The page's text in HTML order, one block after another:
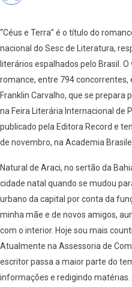
“Céus e Terra” é o título do
nacional do Sesc de Literatura,
literários espalhados pelo Brasil.
romance, entre 794 concorrentes,
Franklin Carvalho, que se prepara
na Feira Literária Internacional de
publicado pela Editora Record e
de novembro, na Academia
Natural de Araci, no sertão da
cidade natal quando se mudou
urbano da capital por conta da
minha mãe e de novos amigos,
com o interior. Hoje sou mais
Atualmente na Assessoria de
escritor passa a maior parte do
informações e redigindo matérias.